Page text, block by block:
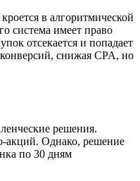
в алгоритмической
система имеет право
отсекается и попадает
снижая CPA, но
решения.
акций. Однако, решение
по 30 дням